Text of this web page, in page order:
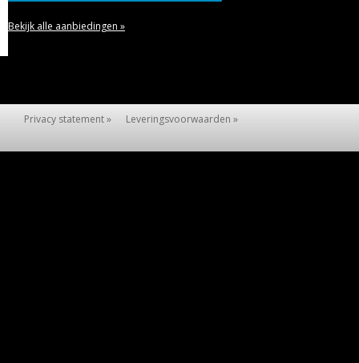
Bekijk alle aanbiedingen »
Privacy statement » Leveringsvoorwaarden »